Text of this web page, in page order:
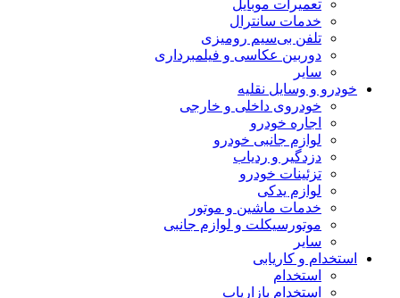
تعمیرات موبایل
خدمات سانترال
تلفن بی‌سیم رومیزی
دوربین عکاسی و فیلمبرداری
سایر
خودرو و وسایل نقلیه
خودروی داخلی و خارجی
اجاره خودرو
لوازم جانبی خودرو
دزدگیر و ردیاب
تزئینات خودرو
لوازم یدکی
خدمات ماشین و موتور
موتورسیکلت و لوازم جانبی
سایر
استخدام و کاریابی
استخدام
استخدام بازاریاب